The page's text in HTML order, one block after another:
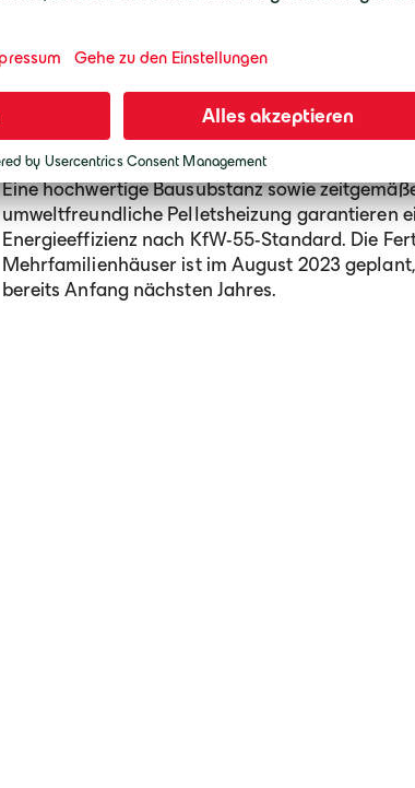
Quadratmetern. Jede Wohnung besitzt einen
Garten- oder Dachterrasse. Im Erdgeschoss,
zudem zwei Flächen eingeplant, die sich
Die Mehrfamilienhäuser vereinen Bauqualität,
Eine hochwertige Bausubstanz sowie
umweltfreundliche Pelletsheizung garantieren
Energieeffizienz nach KfW-55-Standard. Die
Mehrfamilienhäuser ist im August 2023
bereits Anfang nächsten Jahres.